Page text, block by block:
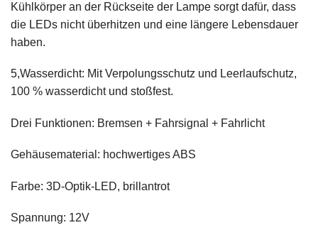
Kühlkörper an der Rückseite der Lampe sorgt dafür, dass
die LEDs nicht überhitzen und eine längere Lebensdauer
haben.
5,Wasserdicht: Mit Verpolungsschutz und Leerlaufschutz,
100 % wasserdicht und stoßfest.
Drei Funktionen: Bremsen + Fahrsignal + Fahrlicht
Gehäusematerial: hochwertiges ABS
Farbe: 3D-Optik-LED, brillantrot
Spannung: 12V